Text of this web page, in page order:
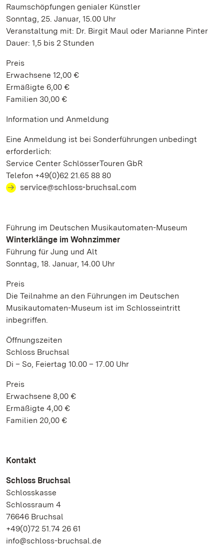
Raumschöpfungen genialer Künstler
Sonntag, 25. Januar, 15.00 Uhr
Veranstaltung mit: Dr. Birgit Maul oder Marianne Pinter
Dauer: 1,5 bis 2 Stunden
Preis
Erwachsene 12,00 €
Ermäßigte 6,00 €
Familien 30,00 €
Information und Anmeldung
Eine Anmeldung ist bei Sonderführungen unbedingt
erforderlich:
Service Center SchlösserTouren GbR
Telefon +49(0)62 21.65 88 80
service@schloss-bruchsal.com
Führung im Deutschen Musikautomaten-Museum
Winterklänge im Wohnzimmer
Führung für Jung und Alt
Sonntag, 18. Januar, 14.00 Uhr
Preis
Die Teilnahme an den Führungen im Deutschen
Musikautomaten-Museum ist im Schlosseintritt
inbegriffen.
Öffnungszeiten
Schloss Bruchsal
Di – So, Feiertag 10.00 – 17.00 Uhr
Preis
Erwachsene 8,00 €
Ermäßigte 4,00 €
Familien 20,00 €
Kontakt
Schloss Bruchsal
Schlosskasse
Schlossraum 4
76646 Bruchsal
+49(0)72 51.74 26 61
info@schloss-bruchsal.de